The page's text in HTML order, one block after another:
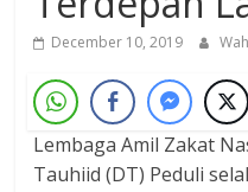
December 10, 2019
Lembaga Amil Zakat
Tauhiid (DT) Peduli